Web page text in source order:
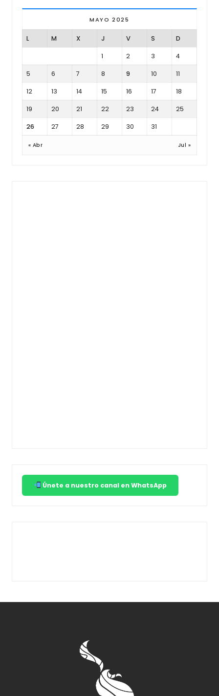
MAYO 2025
L M X J V S D
1 2 3 4
5 6 7 8 9 10 11
12 13 14 15 16 17 18
19 20 21 22 23 24 25
26 27 28 29 30 31
« Abr Jul »
Únete a nuestro canal en WhatsApp